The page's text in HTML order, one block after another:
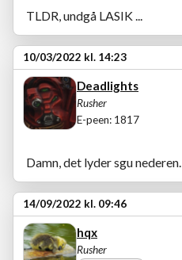
TLDR, undgå LASIK ...
10/03/2022 kl. 14:23
Deadlights
Rusher
E-peen: 1817
Damn, det lyder sgu nederen.
14/09/2022 kl. 09:46
hqx
Rusher